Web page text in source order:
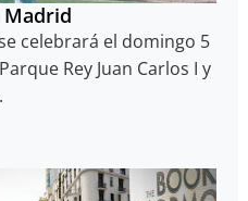
Madrid
celebrará el domingo 5
Rey Juan Carlos I y